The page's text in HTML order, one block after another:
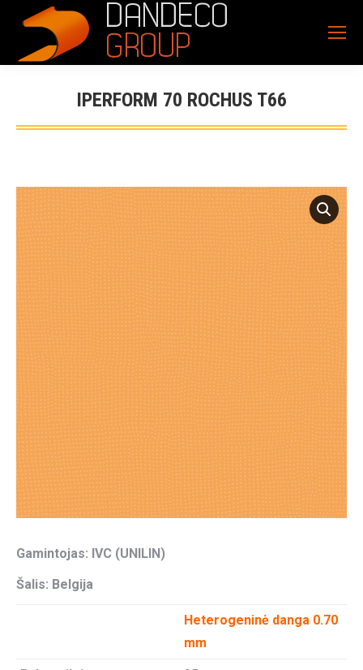
IPERFORM 70 ROCHUS T66
Gamintojas: IVC (UNILIN)
Šalis: Belgija
Heterogeninė danga 0.70
mm